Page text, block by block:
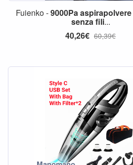
Fuienko -9000Paaspirapolvere
senzafili...
40,26€ 60,39€